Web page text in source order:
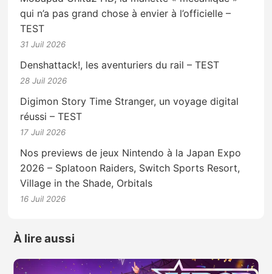
qui n’a pas grand chose à envier à l’officielle –
TEST
31 Juil 2026
Denshattack!, les aventuriers du rail – TEST
28 Juil 2026
Digimon Story Time Stranger, un voyage digital
réussi – TEST
17 Juil 2026
Nos previews de jeux Nintendo à la Japan Expo
2026 – Splatoon Raiders, Switch Sports Resort,
Village in the Shade, Orbitals
16 Juil 2026
À lire aussi